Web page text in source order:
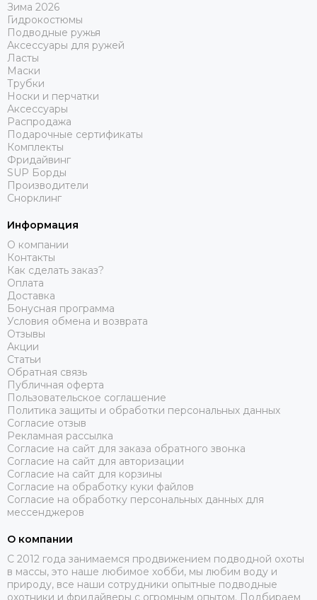
Зима 2026
Гидрокостюмы
Подводные ружья
Аксессуары для ружей
Ласты
Маски
Трубки
Носки и перчатки
Аксессуары
Распродажа
Подарочные сертификаты
Комплекты
Фридайвинг
SUP Борды
Производители
Снорклинг
Информация
О компании
Контакты
Как сделать заказ?
Оплата
Доставка
Бонусная программа
Условия обмена и возврата
Отзывы
Акции
Статьи
Обратная связь
Публичная оферта
Пользовательское соглашение
Политика защиты и обработки персональных данных
Согласие отзыв
Рекламная рассылка
Согласие на сайт для заказа обратного звонка
Согласие на сайт для авторизации
Согласие на сайт для корзины
Согласие на обработку куки файлов
Согласие на обработку персональных данных для
мессенджеров
О компании
C 2012 года занимаемся продвижением подводной охоты
в массы, это наше любимое хобби, мы любим воду и
природу, все наши сотрудники опытные подводные
охотники и фридайверы с огромным опытом. Подбираем